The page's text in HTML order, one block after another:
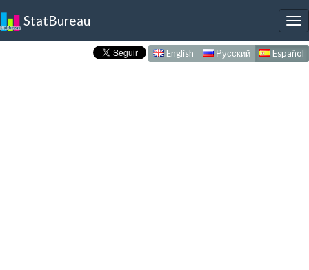
StatBureau
English Русский Español